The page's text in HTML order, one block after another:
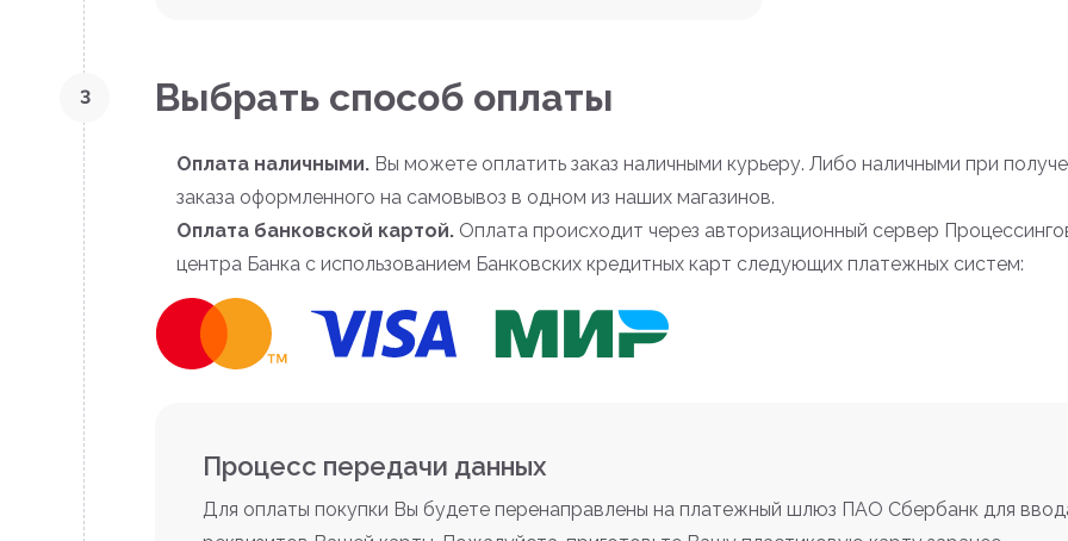
3 Выбрать способ оплаты
Оплата наличными. Вы можете оплатить заказ наличными курьеру. Либо наличными при
заказа оформленного на самовывоз в одном из наших магазинов.
Оплата банковской картой. Оплата происходит через авторизационный сервер
центра Банка с использованием Банковских кредитных карт следующих платежных систем:
Процесс передачи данных
Для оплаты покупки Вы будете перенаправлены на платежный шлюз ПАО Сбербанк для